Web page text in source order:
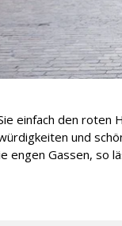
einfach den roten
und
engen Gassen, so